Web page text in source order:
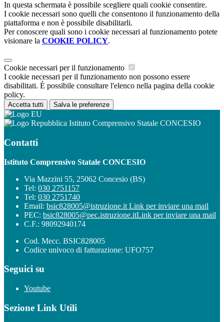
In questa schermata è possibile scegliere quali cookie consentire.
I cookie necessari sono quelli che consentono il funzionamento della
piattaforma e non è possibile disabilitarli.
Per conoscere quali sono i cookie necessari al funzionamento potete
visionare la COOKIE POLICY.
Cookie necessari per il funzionamento
I cookie necessari per il funzionamento non possono essere
disabilitati. È possibile consultare l'elenco nella pagina della cookie
policy.
Accetta tutti Salva le preferenze
Istituto Comprensivo Statale CONCESIO
Contatti
Istituto Comprensivo Statale CONCESIO
Via Mazzini 55, 25062 Concesio (BS)
Tel: 030 2751157
Tel: 030 2751740
Email: bsic828005@istruzione.it Link per inviare una mail
PEC: bsic828005@pec.istruzione.itLink per inviare una mail
C.F.: 98092940174
Cod. Mecc. BSIC828005
Codice univoco di fatturazione: UFO757
Seguici su
Youtube
Sezione Link Utili